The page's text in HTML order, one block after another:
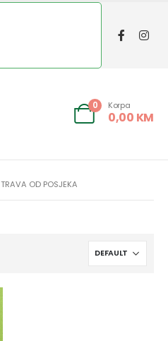
0 Korpa
0,00 KM
TRAVA OD POSJEKA